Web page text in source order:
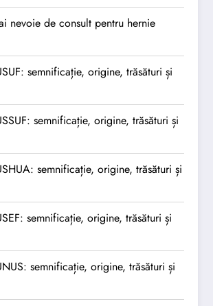
nevoie de consult pentru hernie
semnificație, origine, trăsături și
semnificație, origine, trăsături și
semnificație, origine, trăsături și
semnificație, origine, trăsături și
semnificație, origine, trăsături și